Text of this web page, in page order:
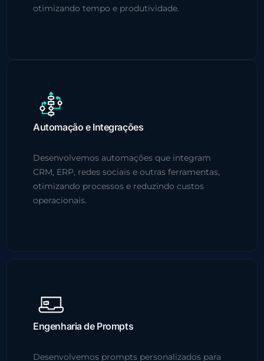
otimizando tempo e produtividade.
Automação e Integrações
Desenvolvemos automações que integram
CRM, ERP, redes sociais e outras ferramentas,
otimizando processos e reduzindo custos
operacionais.
Engenharia de Prompts
Desenvolvemos prompts personalizados para